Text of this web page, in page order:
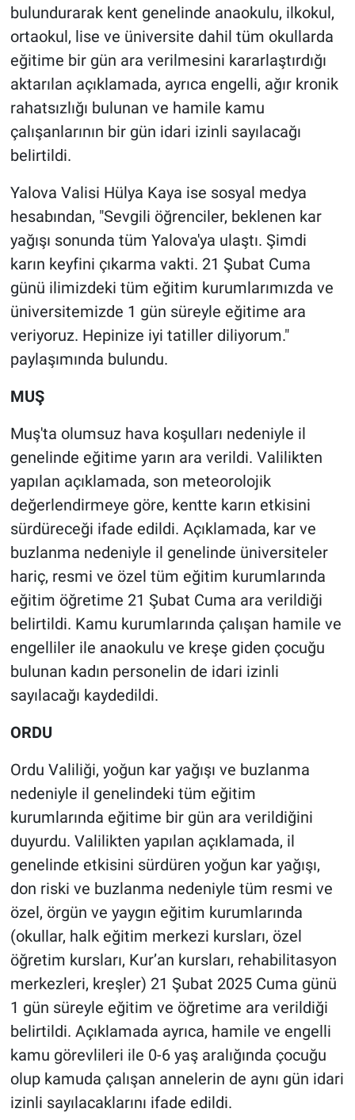
bulundurarak kent genelinde anaokulu, ilkokul,
ortaokul, lise ve üniversite dahil tüm okullarda
eğitime bir gün ara verilmesini kararlaştırdığı
aktarılan açıklamada, ayrıca engelli, ağır kronik
rahatsızlığı bulunan ve hamile kamu
çalışanlarının bir gün idari izinli sayılacağı
belirtildi.
Yalova Valisi Hülya Kaya ise sosyal medya
hesabından, "Sevgili öğrenciler, beklenen kar
yağışı sonunda tüm Yalova'ya ulaştı. Şimdi
karın keyfini çıkarma vakti. 21 Şubat Cuma
günü ilimizdeki tüm eğitim kurumlarımızda ve
üniversitemizde 1 gün süreyle eğitime ara
veriyoruz. Hepinize iyi tatiller diliyorum."
paylaşımında bulundu.
MUŞ
Muş'ta olumsuz hava koşulları nedeniyle il
genelinde eğitime yarın ara verildi. Valilikten
yapılan açıklamada, son meteorolojik
değerlendirmeye göre, kentte karın etkisini
sürdüreceği ifade edildi. Açıklamada, kar ve
buzlanma nedeniyle il genelinde üniversiteler
hariç, resmi ve özel tüm eğitim kurumlarında
eğitim öğretime 21 Şubat Cuma ara verildiği
belirtildi. Kamu kurumlarında çalışan hamile ve
engelliler ile anaokulu ve kreşe giden çocuğu
bulunan kadın personelin de idari izinli
sayılacağı kaydedildi.
ORDU
Ordu Valiliği, yoğun kar yağışı ve buzlanma
nedeniyle il genelindeki tüm eğitim
kurumlarında eğitime bir gün ara verildiğini
duyurdu. Valilikten yapılan açıklamada, il
genelinde etkisini sürdüren yoğun kar yağışı,
don riski ve buzlanma nedeniyle tüm resmi ve
özel, örgün ve yaygın eğitim kurumlarında
(okullar, halk eğitim merkezi kursları, özel
öğretim kursları, Kur’an kursları, rehabilitasyon
merkezleri, kreşler) 21 Şubat 2025 Cuma günü
1 gün süreyle eğitim ve öğretime ara verildiği
belirtildi. Açıklamada ayrıca, hamile ve engelli
kamu görevlileri ile 0-6 yaş aralığında çocuğu
olup kamuda çalışan annelerin de aynı gün idari
izinli sayılacaklarını ifade edildi.